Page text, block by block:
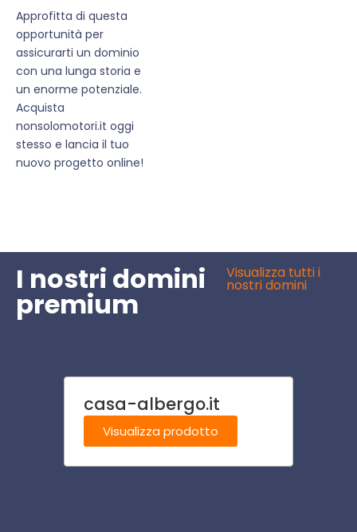
Approfitta di questa
opportunità per
assicurarti un dominio
con una lunga storia e
un enorme potenziale.
Acquista
nonsolomotori.it oggi
stesso e lancia il tuo
nuovo progetto online!
I nostri domini
premium
Visualizza tutti i
nostri domini
casa-albergo.it
Visualizza prodotto